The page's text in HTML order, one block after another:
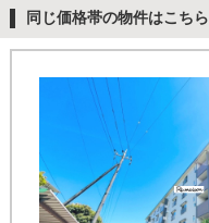
同じ価格帯の物件はこちら